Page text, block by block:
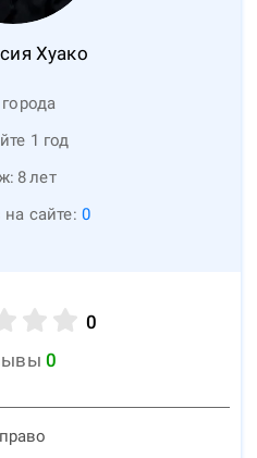
Хуако
1 год
8лет
сайте: 0
0
0